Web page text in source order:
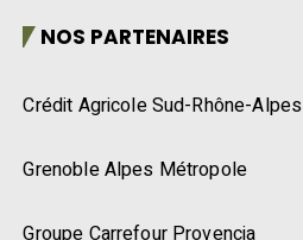
NOS PARTENAIRES
Crédit Agricole Sud-Rhône-Alpes
Grenoble Alpes Métropole
Groupe Carrefour Provencia